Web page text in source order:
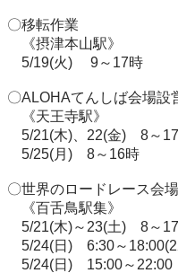
〇移転作業
《摂津本山駅》
5/19(火) 　9～17時
〇ALOHAてんしば会場設
《天王寺駅》
5/21(木)、22(金)　8～
5/25(月)　8～16時
〇世界のロードレース会
《百舌鳥駅集》
5/21(木)～23(土)　8～
5/24(日)　6:30～
5/24(日)　15:00～22:00